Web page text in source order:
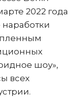
2022 года
шоу»,
всех